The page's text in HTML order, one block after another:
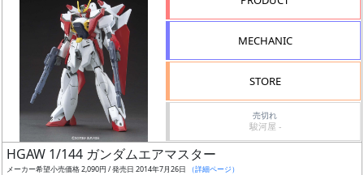
引
MECHANIC
STORE
売切れ
駿河屋 -
HGAW 1/144 ガンダムエアマスター
メーカー希望小売価格 2,090円 / 発売日 2014年7月26日 （詳細ページ）